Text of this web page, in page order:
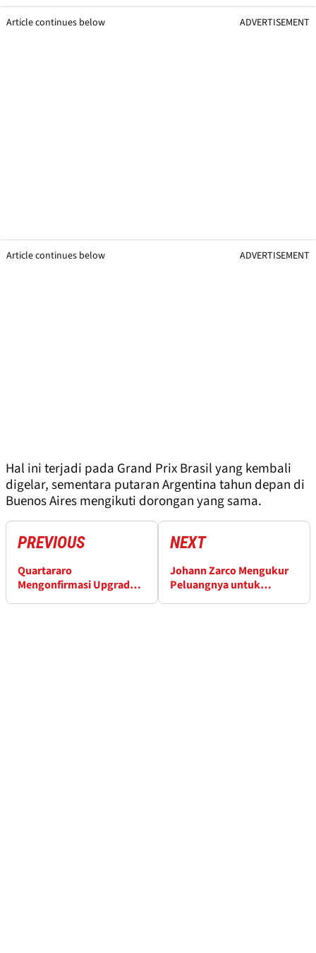
Article continues below ADVERTISEMENT
Article continues below ADVERTISEMENT
Hal ini terjadi pada Grand Prix Brasil yang kembali
digelar, sementara putaran Argentina tahun depan di
Buenos Aires mengikuti dorongan yang sama.
PREVIOUS
Quartararo
Mengonfirmasi Upgrade
NEXT
Johann Zarco Mengukur
Peluangnya untuk